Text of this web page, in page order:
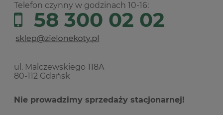
Telefon czynny w godzinach 10-16:
58 300 02 02
ul. Malczewskiego 118A
80-112 Gdańsk
Nie prowadzimy sprzedaży stacjonarnej!